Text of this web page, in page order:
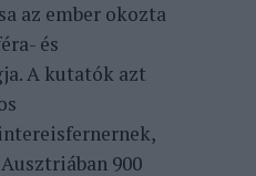
az ember okozta
és
A kutatók azt
900